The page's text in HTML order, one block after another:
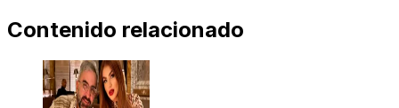
Contenido relacionado